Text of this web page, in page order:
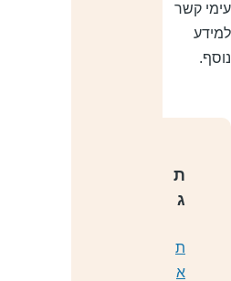
קשר
ת
ג
ת
א